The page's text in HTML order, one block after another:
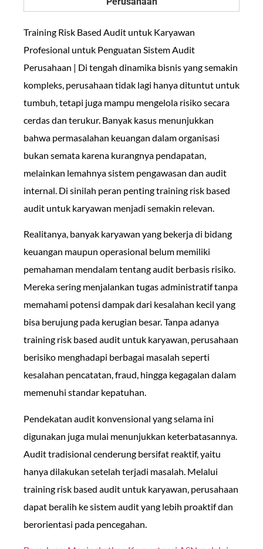
Training Risk Based Audit untuk Karyawan
Profesional untuk Penguatan Sistem Audit
Perusahaan | Di tengah dinamika bisnis yang semakin
kompleks, perusahaan tidak lagi hanya dituntut untuk
tumbuh, tetapi juga mampu mengelola risiko secara
cerdas dan terukur. Banyak kasus menunjukkan
bahwa permasalahan keuangan dalam organisasi
bukan semata karena kurangnya pendapatan,
melainkan lemahnya sistem pengawasan dan audit
internal. Di sinilah peran penting training risk based
audit untuk karyawan menjadi semakin relevan.
Realitanya, banyak karyawan yang bekerja di bidang
keuangan maupun operasional belum memiliki
pemahaman mendalam tentang audit berbasis risiko.
Mereka sering menjalankan tugas administratif tanpa
memahami potensi dampak dari kesalahan kecil yang
bisa berujung pada kerugian besar. Tanpa adanya
training risk based audit untuk karyawan, perusahaan
berisiko menghadapi berbagai masalah seperti
kesalahan pencatatan, fraud, hingga kegagalan dalam
memenuhi standar kepatuhan.
Pendekatan audit konvensional yang selama ini
digunakan juga mulai menunjukkan keterbatasannya.
Audit tradisional cenderung bersifat reaktif, yaitu
hanya dilakukan setelah terjadi masalah. Melalui
training risk based audit untuk karyawan, perusahaan
dapat beralih ke sistem audit yang lebih proaktif dan
berorientasi pada pencegahan.